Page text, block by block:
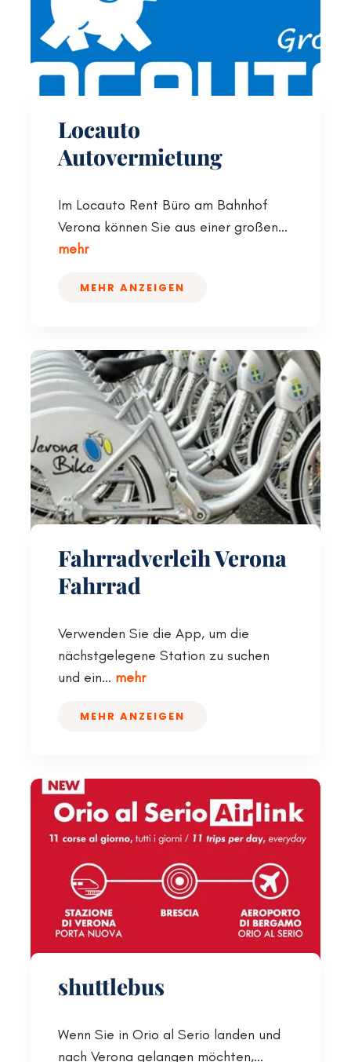
Locauto
Autovermietung
Im Locauto Rent Büro am Bahnhof
Verona können Sie aus einer großen...
mehr
MEHR ANZEIGEN
Fahrradverleih Verona
Fahrrad
Verwenden Sie die App, um die
nächstgelegene Station zu suchen
und ein... mehr
MEHR ANZEIGEN
shuttlebus
Wenn Sie in Orio al Serio landen und
nach Verona gelangen möchten,...